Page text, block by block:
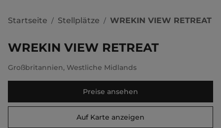
Startseite / Stellplätze / WREKIN VIEW RETREAT
WREKIN VIEW RETREAT
Großbritannien, Westliche Midlands
Preise ansehen
Auf Karte anzeigen